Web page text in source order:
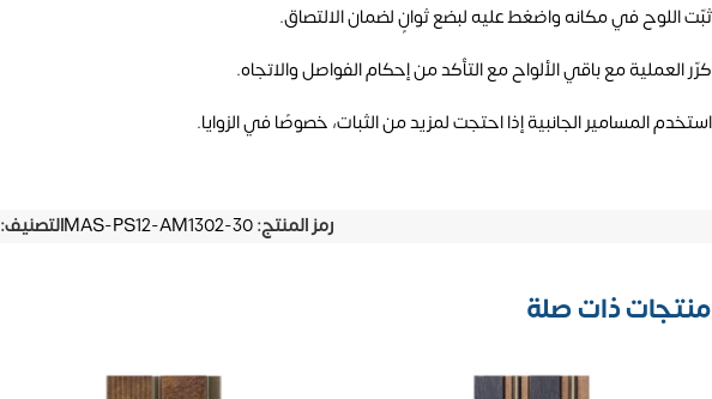
ثبّت اللوح في مكانه واضغط عليه لبضع ثوانٍ لضمان الالتصاق.
كرّر العملية مع باقي الألواح مع التأكد من إحكام الفواصل والاتجاه.
استخدم المسامير الجانبية إذا احتجت لمزيد من الثبات، خصوصًا في الزوايا.
رمز المنتج:MAS-PS12-AM1302-30التصنيف:
منتجات ذات صلة